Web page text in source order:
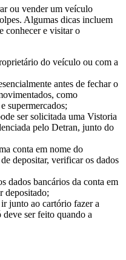
ou vender um veículo
Algumas dicas incluem
conhecer e visitar o
do veículo ou com a
antes de fechar o
como
supermercados;
ser solicitada uma Vistoria
pelo Detran, junto do
conta em nome do
depositar, verificar os dados
dados bancários da conta em
depositado;
junto ao cartório fazer a
deve ser feito quando a